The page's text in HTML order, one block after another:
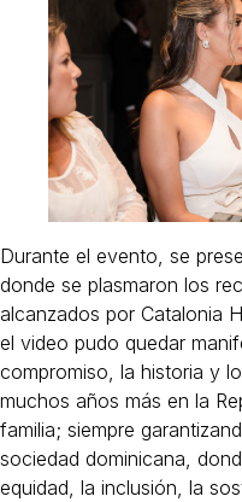
Durante el evento, se
donde se plasmaron los
alcanzados por Catalonia
el video pudo quedar
compromiso, la historia y
muchos años más en la
familia; siempre
sociedad dominicana,
equidad, la inclusión, la